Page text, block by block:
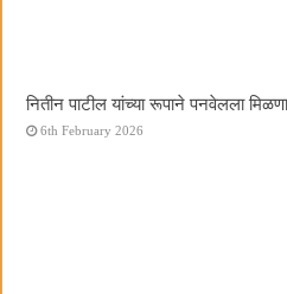
नितीन पाटील यांच्या रूपाने पनवेलला
6th February 2026